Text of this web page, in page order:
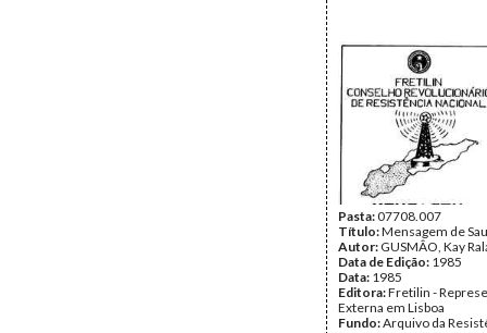
Pasta:07708.007
Título:Mensagem de
Autor: GUSMÂO, Kay
Data de Edição: 1985
Data: 1985
Editora:Fretilin -
Externa em Lisboa
Fundo:Arquivo da